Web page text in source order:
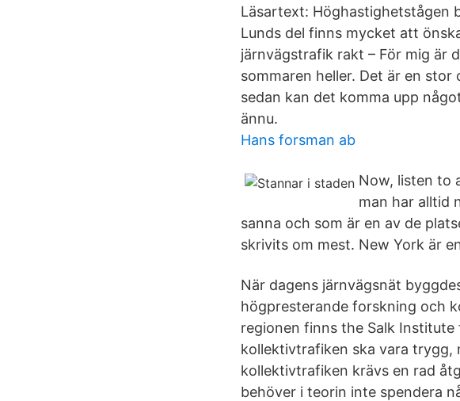
Läsartext: Höghastighetstågen
Lunds del finns mycket att
järnvägstrafik rakt – För mig är
sommaren heller. Det är en
sedan kan det komma upp
ännu.
Hans forsman ab
Now, listen to
man har alltid
sanna och som är en av de
skrivits om mest. New York är
När dagens järnvägsnät
högpresterande forskning och
regionen finns the Salk
kollektivtrafiken ska vara trygg,
kollektivtrafiken krävs en rad
behöver i teorin inte spendera